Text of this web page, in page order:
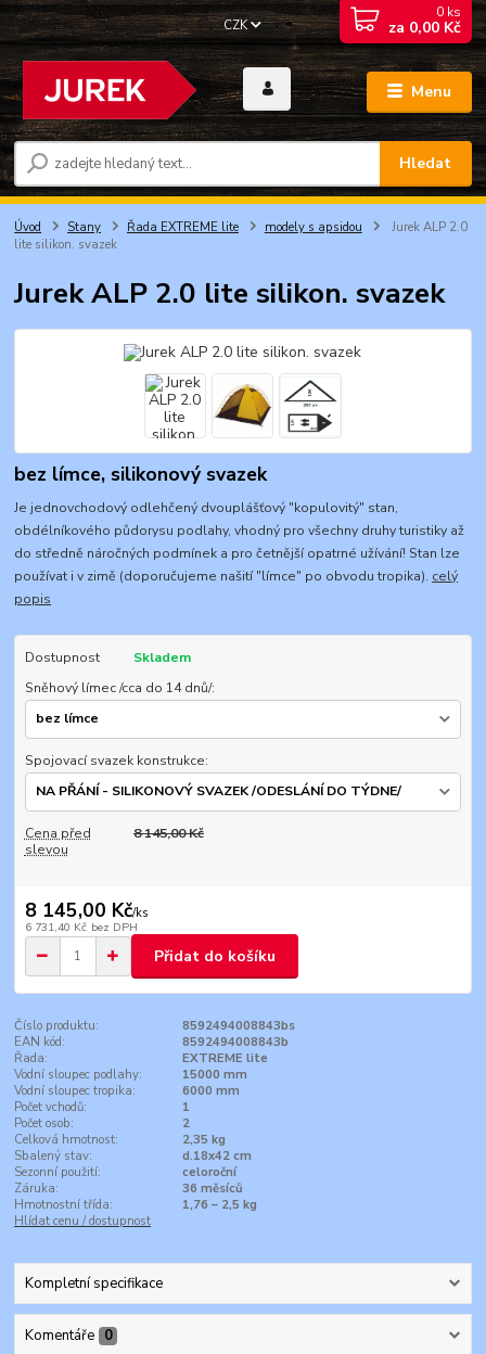
Menu
CZK
Hledat
0 ks
za 0,00 Kč
Úvod Stany Řada EXTREME lite modely s apsidou
Jurek ALP 2.0
lite silikon. svazek
Jurek ALP 2.0 lite silikon. svazek
bez límce, silikonový svazek
Je jednovchodový odlehčený dvouplášťový "kopulovitý" stan,
obdélníkového půdorysu podlahy, vhodný pro všechny druhy turistiky až
do středně náročných podmínek a pro četnější opatrné užívání! Stan lze
používat i v zimě (doporučujeme našití "límce" po obvodu tropika). celý
popis
Dostupnost
Skladem
Sněhový límec /cca do 14 dnů/:
Spojovací svazek konstrukce:
Cena před
slevou
8 145,00 Kč
8 145,00 Kč/ks
6 731,40 Kč bez DPH
Přidat do košíku
Číslo produktu:
8592494008843bs
EAN kód:
8592494008843b
Řada:
EXTREME lite
Vodní sloupec podlahy:
15000 mm
Vodní sloupec tropika:
6000 mm
Počet vchodů:
1
Počet osob:
2
Celková hmotnost:
2,35 kg
Sbalený stav:
d.18x42 cm
Sezonní použití:
celoroční
Záruka:
36 měsíců
Hmotnostní třída:
1,76 – 2,5 kg
Hlídat cenu / dostupnost
Kompletní specifikace
Komentáře 0